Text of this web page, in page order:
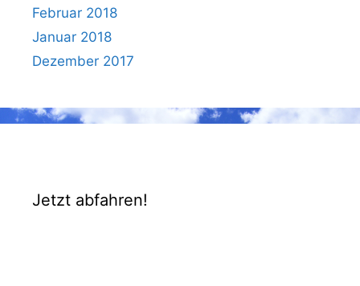
Februar 2018
Januar 2018
Dezember 2017
Jetzt abfahren!